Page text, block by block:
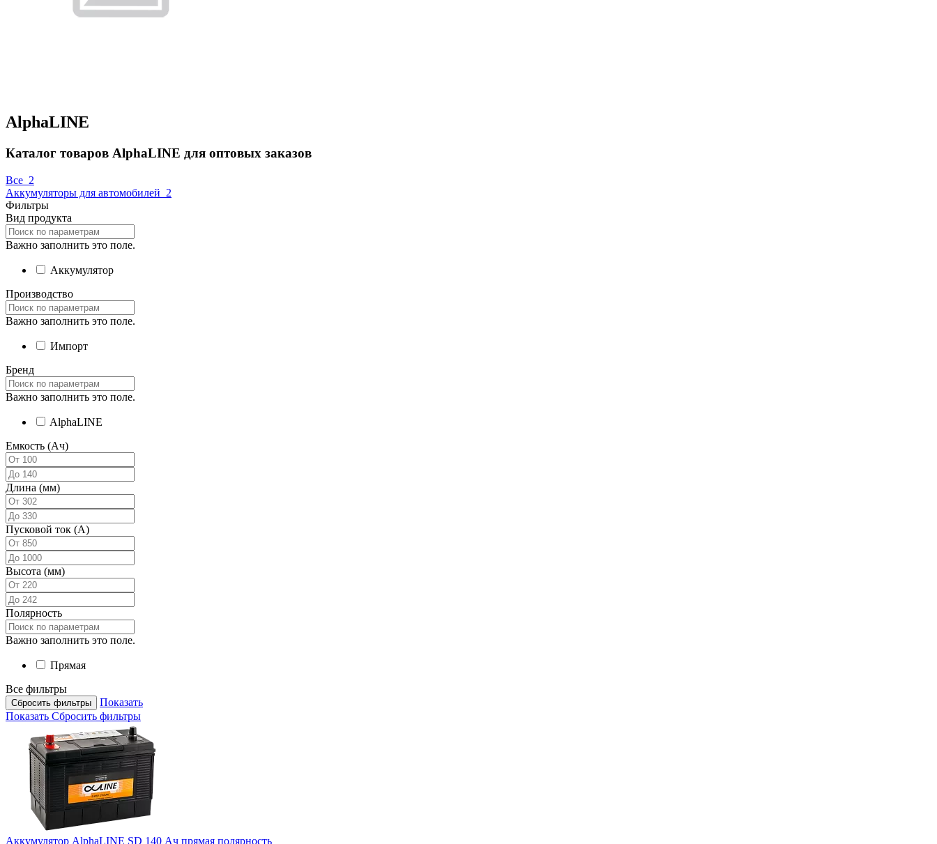
AlphaLINE
Каталог товаров AlphaLINE для оптовых заказов
Все 2
Аккумуляторы для автомобилей 2
Фильтры
Вид продукта
Важно заполнить это поле.
Аккумулятор
Производство
Важно заполнить это поле.
Импорт
Бренд
Важно заполнить это поле.
AlphaLINE
Емкость (Ач)
Длина (мм)
Пусковой ток (А)
Высота (мм)
Полярность
Важно заполнить это поле.
Прямая
Все фильтры
Сбросить фильтры
Показать
Показать Сбросить фильтры
Аккумулятор AlphaLINE SD 140 Ач прямая полярность